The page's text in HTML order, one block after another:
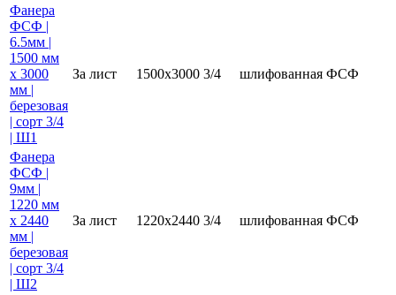
Фанера
ФСФ |
6.5мм |
1500 мм
х 3000
мм |
березовая
| сорт 3/4
| Ш1
За лист 1500х3000 3/4 шлифованная ФСФ
Фанера
ФСФ |
9мм |
1220 мм
х 2440
мм |
березовая
| сорт 3/4
| Ш2
За лист 1220х2440 3/4 шлифованная ФСФ